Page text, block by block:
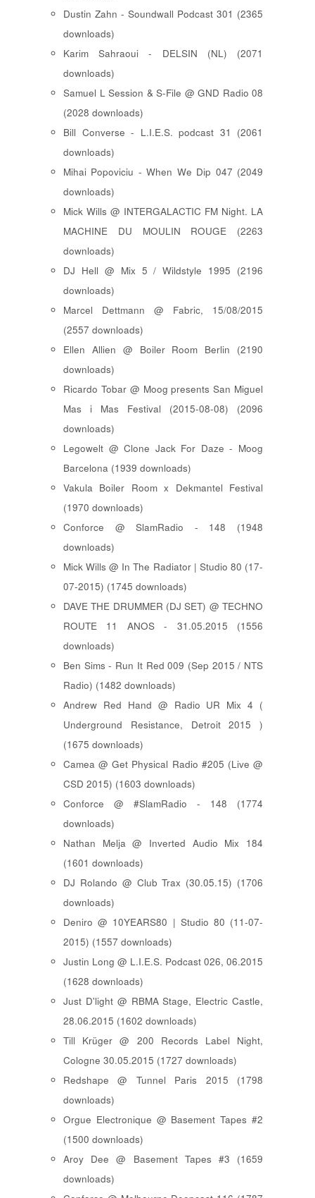
Dustin Zahn - Soundwall Podcast 301 (2365
downloads)
Karim Sahraoui - DELSIN (NL) (2071
downloads)
Samuel L Session & S-File @ GND Radio 08
(2028 downloads)
Bill Converse - L.I.E.S. podcast 31 (2061
downloads)
Mihai Popoviciu - When We Dip 047 (2049
downloads)
Mick Wills @ INTERGALACTIC FM Night. LA
MACHINE DU MOULIN ROUGE (2263
downloads)
DJ Hell @ Mix 5 / Wildstyle 1995 (2196
downloads)
Marcel Dettmann @ Fabric, 15/08/2015
(2557 downloads)
Ellen Allien @ Boiler Room Berlin (2190
downloads)
Ricardo Tobar @ Moog presents San Miguel
Mas i Mas Festival (2015-08-08) (2096
downloads)
Legowelt @ Clone Jack For Daze - Moog
Barcelona (1939 downloads)
Vakula Boiler Room x Dekmantel Festival
(1970 downloads)
Conforce @ SlamRadio - 148 (1948
downloads)
Mick Wills @ In The Radiator | Studio 80 (17-
07-2015) (1745 downloads)
DAVE THE DRUMMER (DJ SET) @ TECHNO
ROUTE 11 ANOS - 31.05.2015 (1556
downloads)
Ben Sims - Run It Red 009 (Sep 2015 / NTS
Radio) (1482 downloads)
Andrew Red Hand @ Radio UR Mix 4 (
Underground Resistance, Detroit 2015 )
(1675 downloads)
Camea @ Get Physical Radio #205 (Live @
CSD 2015) (1603 downloads)
Conforce @ #SlamRadio - 148 (1774
downloads)
Nathan Melja @ Inverted Audio Mix 184
(1601 downloads)
DJ Rolando @ Club Trax (30.05.15) (1706
downloads)
Deniro @ 10YEARS80 | Studio 80 (11-07-
2015) (1557 downloads)
Justin Long @ L.I.E.S. Podcast 026, 06.2015
(1628 downloads)
Just D'light @ RBMA Stage, Electric Castle,
28.06.2015 (1602 downloads)
Till Krüger @ 200 Records Label Night,
Cologne 30.05.2015 (1727 downloads)
Redshape @ Tunnel Paris 2015 (1798
downloads)
Orgue Electronique @ Basement Tapes #2
(1500 downloads)
Aroy Dee @ Basement Tapes #3 (1659
downloads)